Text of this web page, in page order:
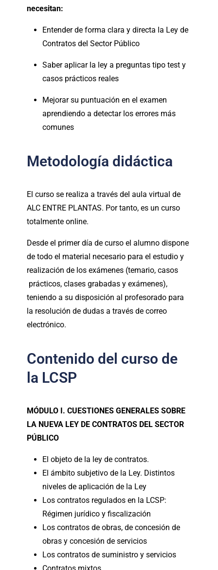
necesitan:
Entender de forma clara y directa la Ley de
Contratos del Sector Público
Saber aplicar la ley a preguntas tipo test y
casos prácticos reales
Mejorar su puntuación en el examen
aprendiendo a detectar los errores más
comunes
Metodología didáctica
El curso se realiza a través del aula virtual de
ALC ENTRE PLANTAS. Por tanto, es un curso
totalmente online.
Desde el primer día de curso el alumno dispone
de todo el material necesario para el estudio y
realización de los exámenes (temario, casos
prácticos, clases grabadas y exámenes),
teniendo a su disposición al profesorado para
la resolución de dudas a través de correo
electrónico.
Contenido del curso de
la LCSP
MÓDULO I. CUESTIONES GENERALES SOBRE
LA NUEVA LEY DE CONTRATOS DEL SECTOR
PÚBLICO
El objeto de la ley de contratos.
El ámbito subjetivo de la Ley. Distintos
niveles de aplicación de la Ley
Los contratos regulados en la LCSP:
Régimen jurídico y fiscalización
Los contratos de obras, de concesión de
obras y concesión de servicios
Los contratos de suministro y servicios
Contratos mixtos